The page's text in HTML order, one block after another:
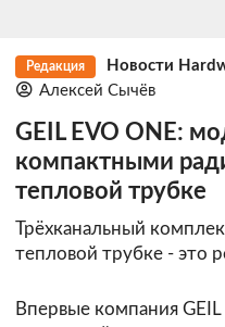
Редакция Новости
Алексей Сычёв
GEIL EVO ONE:
компактными
тепловой трубке
Трёхканальный
тепловой трубке - это
Впервые компания